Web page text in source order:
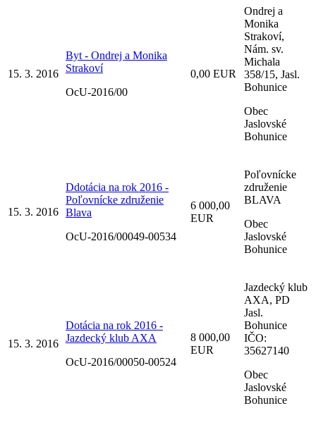
15. 3. 2016
Byt - Ondrej a Monika
Strakoví
OcU-2016/00
0,00 EUR
Ondrej a
Monika
Strakoví,
Nám. sv.
Michala
358/15, Jasl.
Bohunice
Obec
Jaslovské
Bohunice
15. 3. 2016
Ddotácia na rok 2016 -
Poľovnícke združenie
Blava
OcU-2016/00049-00534
6 000,00
EUR
Poľovnícke
združenie
BLAVA
Obec
Jaslovské
Bohunice
15. 3. 2016
Dotácia na rok 2016 -
Jazdecký klub AXA
OcU-2016/00050-00524
8 000,00
EUR
Jazdecký klub
AXA, PD
Jasl.
Bohunice
IČO:
35627140
Obec
Jaslovské
Bohunice